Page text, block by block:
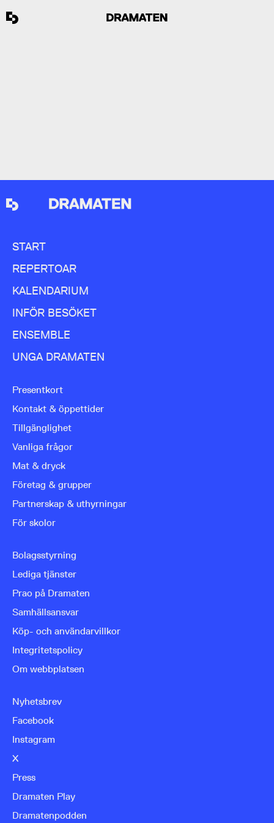
START
REPERTOAR
KALENDARIUM
INFÖR BESÖKET
ENSEMBLE
UNGA DRAMATEN
Presentkort
Kontakt & öppettider
Tillgänglighet
Vanliga frågor
Mat & dryck
Företag & grupper
Partnerskap & uthyrningar
För skolor
Bolagsstyrning
Lediga tjänster
Prao på Dramaten
Samhällsansvar
Köp- och användarvillkor
Integritetspolicy
Om webbplatsen
Nyhetsbrev
Facebook
Instagram
X
Press
Dramaten Play
Dramatenpodden